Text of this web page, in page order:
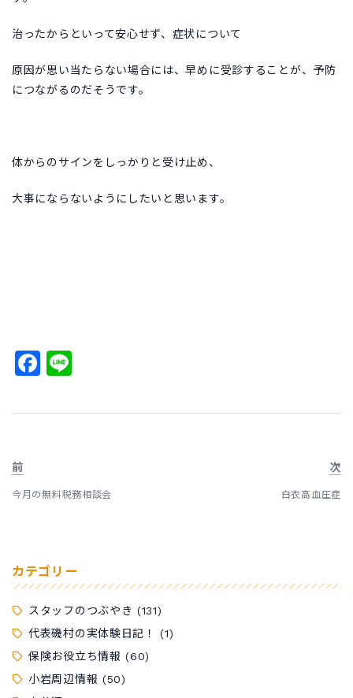
治ったからといって安心せず、症状について
原因が思い当たらない場合には、早めに受診することが、予防
につながるのだそうです。
体からのサインをしっかりと受け止め、
大事にならないようにしたいと思います。
Facebook
前
今月の無料税務相談会
次
白衣高血圧症
カテゴリー
スタッフのつぶやき (131)
代表磯村の実体験日記！
(1)
保険お役立ち情報 (60)
小岩周辺情報 (50)